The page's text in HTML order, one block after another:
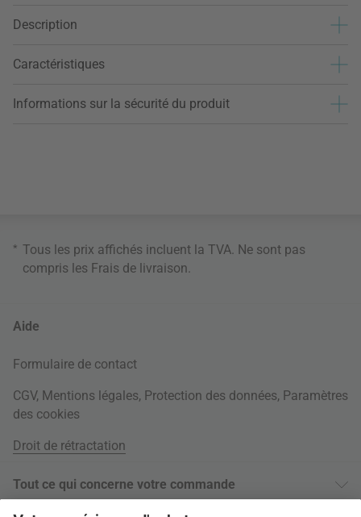
Description
Caractéristiques
Informations sur la sécurité du produit
* Tous les prix affichés incluent la TVA. Ne sont pas
compris les Frais de livraison
Aide
Formulaire de contact
CGV, Mentions légales, Protection des données, Paramètres
des cookies
Droit de rétractation
Tout ce qui concerne votre commande